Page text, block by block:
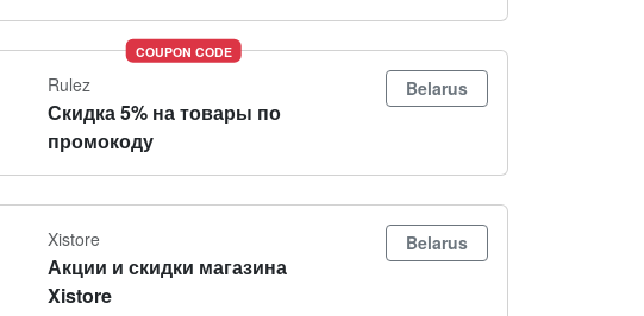
COUPON CODE
Rulez
Скидка 5% на товары по
промокоду
Belarus
Xistore
Акции и скидки магазина
Xistore
Belarus